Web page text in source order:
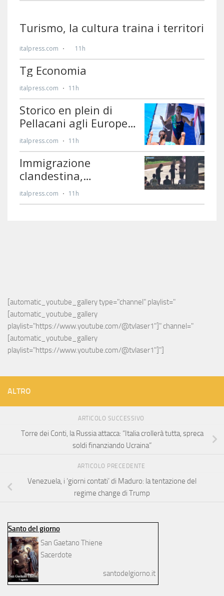
[automatic_youtube_gallery type="channel" playlist="
[automatic_youtube_gallery
playlist="https://www.youtube.com/@tvlaser1"]" channel="
[automatic_youtube_gallery
playlist="https://www.youtube.com/@tvlaser1"]"]
ALTRO
ARTICOLO SUCCESSIVO
Torre dei Conti, la Russia attacca: “Italia crollerà tutta, spreca
soldi finanziando Ucraina”
ARTICOLO PRECEDENTE
Venezuela, i ‘giorni contati’ di Maduro: la tentazione del
regime change di Trump
Santo del giorno
San Gaetano Thiene
Sacerdote
santodelgiorno.it